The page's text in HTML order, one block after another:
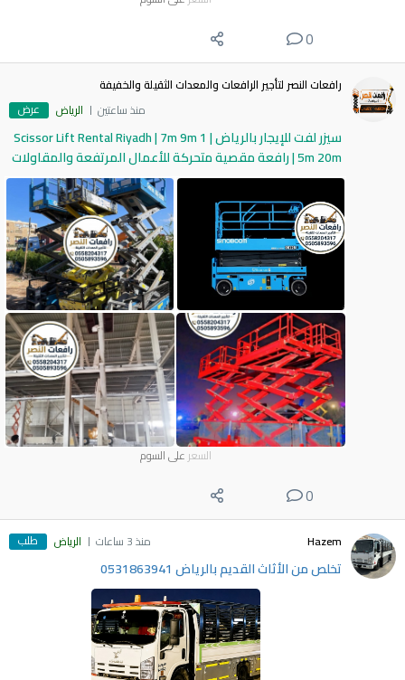
0
رافعات النصر لتأجير الرافعات والمعدات الثقيلة والخفيفة
منذ ساعتين
الرياض عرض
سيزر لفت للإيجار بالرياض | Scissor Lift Rental Riyadh | 7m 9m 1
5m 20m | رافعة مقصية متحركة للأعمال المرتفعة والمقاولات
السعر على السوم
0
Hazem منذ 3 ساعات الرياض طلب
تخلص من الأثاث القديم بالرياض 0531863941